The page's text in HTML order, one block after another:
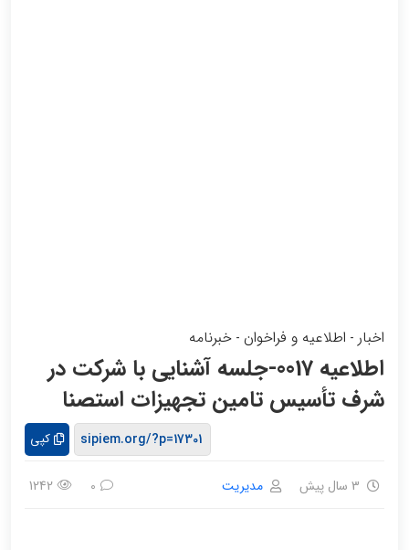
اخبار - اطلاعیه و فراخوان - خبرنامه
اطلاعیه 0017-جلسه آشنایی با شرکت در
شرف تأسیس تامین تجهیزات استصنا
کپی
3 سال پیش مدیریت 0
1242